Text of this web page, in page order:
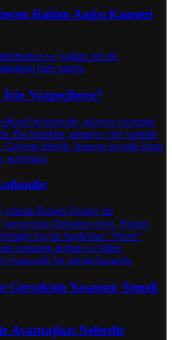
Rahim Aağzı Kanseri
Vazgeçilmez?
Yaşamın Temeli
Avantajları Nelerdir